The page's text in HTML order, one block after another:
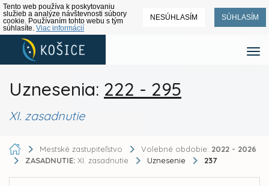
Tento web používa k poskytovaniu
služieb a analýze návštevnosti súbory
cookie. Používaním tohto webu s tým
súhlasíte. Viac informácií
NESÚHLASÍM SÚHLASÍM
Uznesenia: 222 - 295
XI. zasadnutie
Mestské zastupiteľstvo Volebné obdobie: 2022 - 2026
ZASADNUTIE: XI. zasadnutie Uznesenie 237